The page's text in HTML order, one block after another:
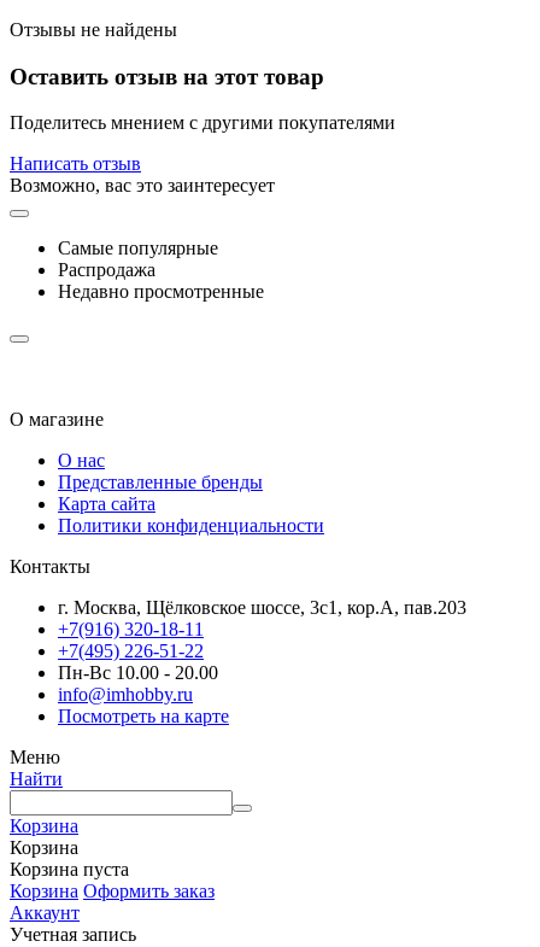
Отзывы не найдены
Оставить отзыв на этот товар
Поделитесь мнением с другими покупателями
Написать отзыв
Возможно, вас это заинтересует
Самые популярные
Распродажа
Недавно просмотренные
О магазине
О нас
Представленные бренды
Карта сайта
Политики конфиденциальности
Контакты
г. Москва, Щёлковское шоссе, 3с1, кор.А, пав.203
+7(916) 320-18-11
+7(495) 226-51-22
Пн-Вс 10.00 - 20.00
info@imhobby.ru
Посмотреть на карте
Меню
Найти
Корзина
Корзина
Корзина пуста
Корзина Оформить заказ
Аккаунт
Учетная запись